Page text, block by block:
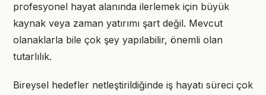
profesyonel hayat alanında ilerlemek için büyük
kaynak veya zaman yatırımı şart değil. Mevcut
olanaklarla bile çok şey yapılabilir, önemli olan
tutarlılık.
Bireysel hedefler netleştirildiğinde iş hayatı süreci çok